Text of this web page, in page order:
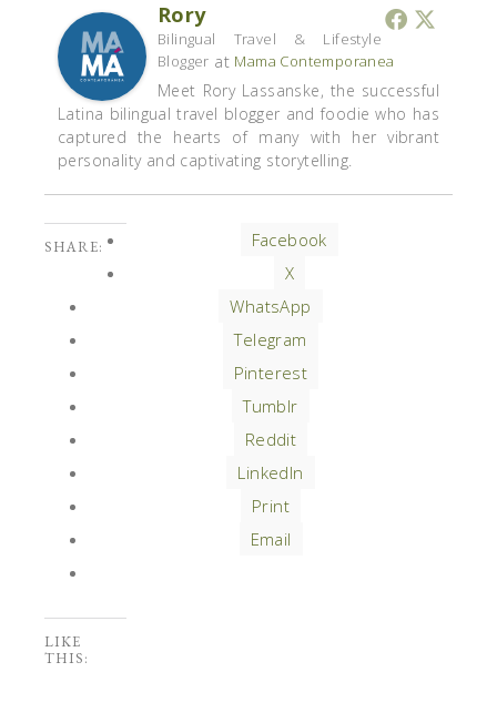
Rory
Bilingual Travel & Lifestyle
Blogger at Mama Contemporanea
Meet Rory Lassanske, the successful
Latina bilingual travel blogger and foodie who has
captured the hearts of many with her vibrant
personality and captivating storytelling.
SHARE:
Facebook
X
WhatsApp
Telegram
Pinterest
Tumblr
Reddit
LinkedIn
Print
Email
LIKE
THIS: